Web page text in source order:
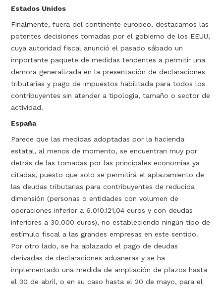
Estados Unidos
Finalmente, fuera del continente europeo, destacamos las
potentes decisiones tomadas por el gobierno de los EEUU,
cuya autoridad fiscal anunció el pasado sábado un
importante paquete de medidas tendentes a permitir una
demora generalizada en la presentación de declaraciones
tributarias y pago de impuestos habilitada para todos los
contribuyentes sin atender a tipología, tamaño o sector de
actividad.
España
Parece que las medidas adoptadas por la hacienda
estatal, al menos de momento, se encuentran muy por
detrás de las tomadas por las principales economías ya
citadas, puesto que solo se permitirá el aplazamiento de
las deudas tributarias para contribuyentes de reducida
dimensión (personas o entidades con volumen de
operaciones inferior a 6.010.121,04 euros y con deudas
inferiores a 30.000 euros), no estableciendo ningún tipo de
estímulo fiscal a las grandes empresas en este sentido.
Por otro lado, se ha aplazado el pago de deudas
derivadas de declaraciones aduaneras y se ha
implementado una medida de ampliación de plazos hasta
el 30 de abril, o en su caso hasta el 20 de mayo, para el